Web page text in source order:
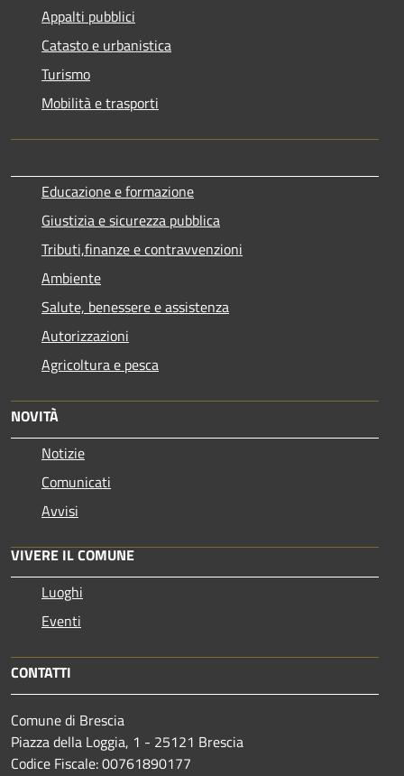
Appalti pubblici
Catasto e urbanistica
Turismo
Mobilità e trasporti
Educazione e formazione
Giustizia e sicurezza pubblica
Tributi,finanze e contravvenzioni
Ambiente
Salute, benessere e assistenza
Autorizzazioni
Agricoltura e pesca
NOVITÀ
Notizie
Comunicati
Avvisi
VIVERE IL COMUNE
Luoghi
Eventi
CONTATTI
Comune di Brescia
Piazza della Loggia, 1 - 25121 Brescia
Codice Fiscale: 00761890177